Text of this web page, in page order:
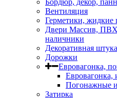
Бордюр, декор,
Вентиляция
Герметики, жидкие
Двери Массив, ПВХ
наличники
Декоративная
Дорожки
Евровагонка,
Евровагонка,
Погонажные
Затирка